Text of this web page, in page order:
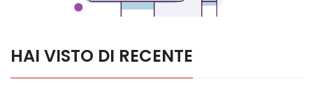
HAI VISTO DI RECENTE